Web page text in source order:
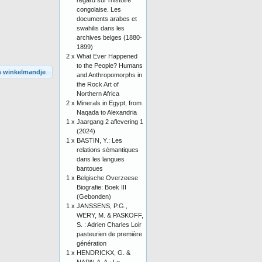
winkelmandje
congolaise. Les
documents arabes et
swahilis dans les
archives belges (1880-
1899)
2 x What Ever Happened
to the People? Humans
and Anthropomorphs in
the Rock Art of
Northern Africa
2 x Minerals in Egypt, from
Naqada to Alexandria
1 x Jaargang 2 aflevering 1
(2024)
1 x BASTIN, Y.: Les
relations sémantiques
dans les langues
bantoues
1 x Belgische Overzeese
Biografie: Boek III
(Gebonden)
1 x JANSSENS, P.G.,
WERY, M. & PASKOFF,
S. : Adrien Charles Loir
pasteurien de première
génération
1 x HENDRICKX, G. &